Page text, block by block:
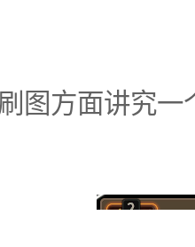
方面讲究一